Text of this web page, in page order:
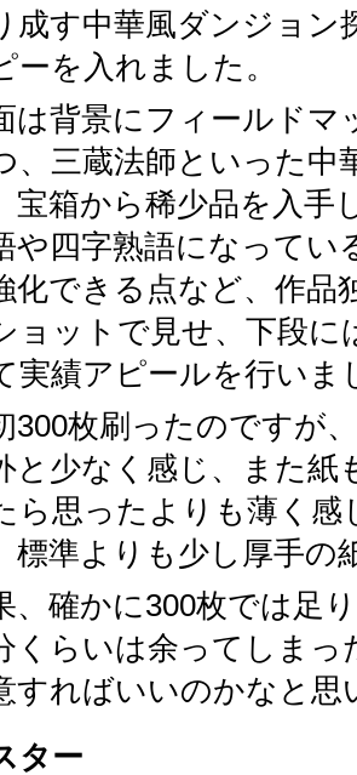
成す中華風ダンジョン
ーを入れました。
は背景にフィールドマ
、三蔵法師といった中
宝箱から稀少品を入手
や四字熟語になってい
化できる点など、作品
ョットで見せ、下段に
実績アピールを行いま
300枚刷ったのですが
と少なく感じ、また紙
ら思ったよりも薄く感
標準よりも少し厚手の
、確かに300枚では足
くらいは余ってしまっ
すればいいのかなと思
ター